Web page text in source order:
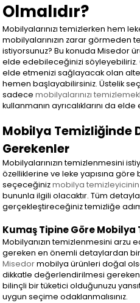
Olmalıdır?
Mobilyalarınızı temizlerken hem
mobilyalarınızın zarar görmeden
istiyorsunuz? Bu konuda Misedor
elde edebileceğinizi söyleyebiliriz.
elde etmenizi sağlayacak olan
hemen başlayabilirsiniz. Üstelik
sadecemobilyalarınızı
kullanmanın ayrıcalıklarını da
Mobilya Temizliğinde
Gerekenler
Mobilyalarınızın temizlenmesini
özelliklerine ve leke yapısına göre
seçeceğinizmobilya temizleyicinin
bununla ilgili olacaktır. Tüm
gerçekleştireceğiniz temizliğe
Kumaş Tipine Göre Mobilya
Mobilyanızın temizlenmesini arzu
gereken en önemli detaylardan
Misedormobilya ürünleri doğal
dikkatle değerlendirilmesi
bilinçli bir tüketici olduğunuzu
uygun seçime odaklanmalısınız.